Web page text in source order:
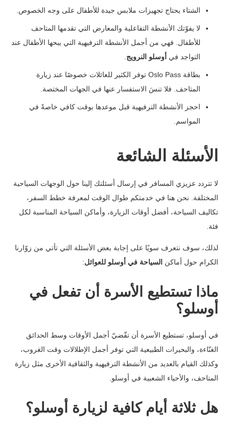
الشتاء يحتاج تجهيزات ملابس جيدة للأطفال على وجه الخصوص.
لا يفوّتك الأنشطة التفاعلية والمعارض التي تقدمها المتاحف
للأطفال. فهي من أجمل الأنشطة الترفيهية التي يبحها الأطفال عند
التواجد في أوسلو النرويج
بطاقة Oslo Pass توفر الكثير للعائلات خصوصًا عند زيارة
المتاحف. فلا تنسَ الاستفسار عنها في الجهات المختصة.
احجز الأنشطة الترفيهية قبل موعدها بوقت كافي خاصةً في
المواسم.
الأسئلة الشائعة
لا تتردد عزيزي المسافر في إرسال أسئلتك إلينا حول الوجهات السياحية
المختلفة. نحن هنا في خدمتكم طوال الوقت لمعرفة خطط السفر،
تكاليف السياحة، أفضل أوقات الزيارة، وأماكن السياحة المناسبة لكل
فئة.
لذلك، سوف نتعرف سويًا على إجابة بعض الأسئلة التي تأتي من زوّارنا
الكرام حول أماكن السياحة في أوسلو للعوائل:
ماذا تستطيع الأسرة أن تفعل في
أوسلو؟
في أوسلو، تستطيع الأسرة أن تقّضيّ أجمل الأوقات وسط الحدائق
الغنّاءة، والبحيرات الطبيعية التي توفر أجمل الإطلالات وقت الغروب،
وكذلك القيام بالعديد من الأنشطة الترفيهية والثقافية الأخرى مثل زيارة
المتاحف، والأحياء الشعبية في أوسلو.
هل ثلاثة أيام كافية لزيارة أوسلو؟